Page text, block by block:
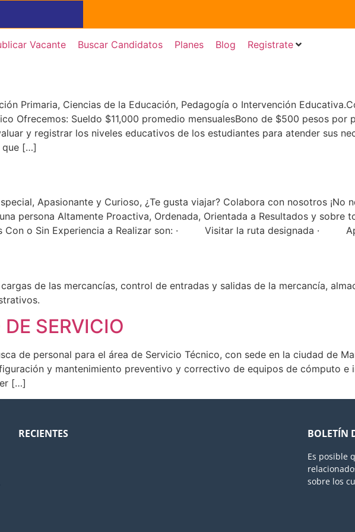
Vacante Buscar Candidatos Planes Blog Registrate
Primaria, Ciencias de la Educación, Pedagogía o Intervención
Ofrecemos: Sueldo $11,000 promedio mensualesBono de $500 pesos por
y registrar los niveles educativos de los estudiantes para atender sus
que […]
Apasionante y Curioso, ¿Te gusta viajar? Colabora con nosotros ¡No
persona Altamente Proactiva, Ordenada, Orientada a Resultados y sobre
Con o Sin Experiencia a Realizar son: · Visitar la ruta designada ·
de las mercancías, control de entradas y salidas de la mercancía,
SERVICIO
de personal para el área de Servicio Técnico, con sede en la ciudad de
y mantenimiento preventivo y correctivo de equipos de cómputo e
[…]
RECIENTES BOLETÍN
Es posible
sobre los